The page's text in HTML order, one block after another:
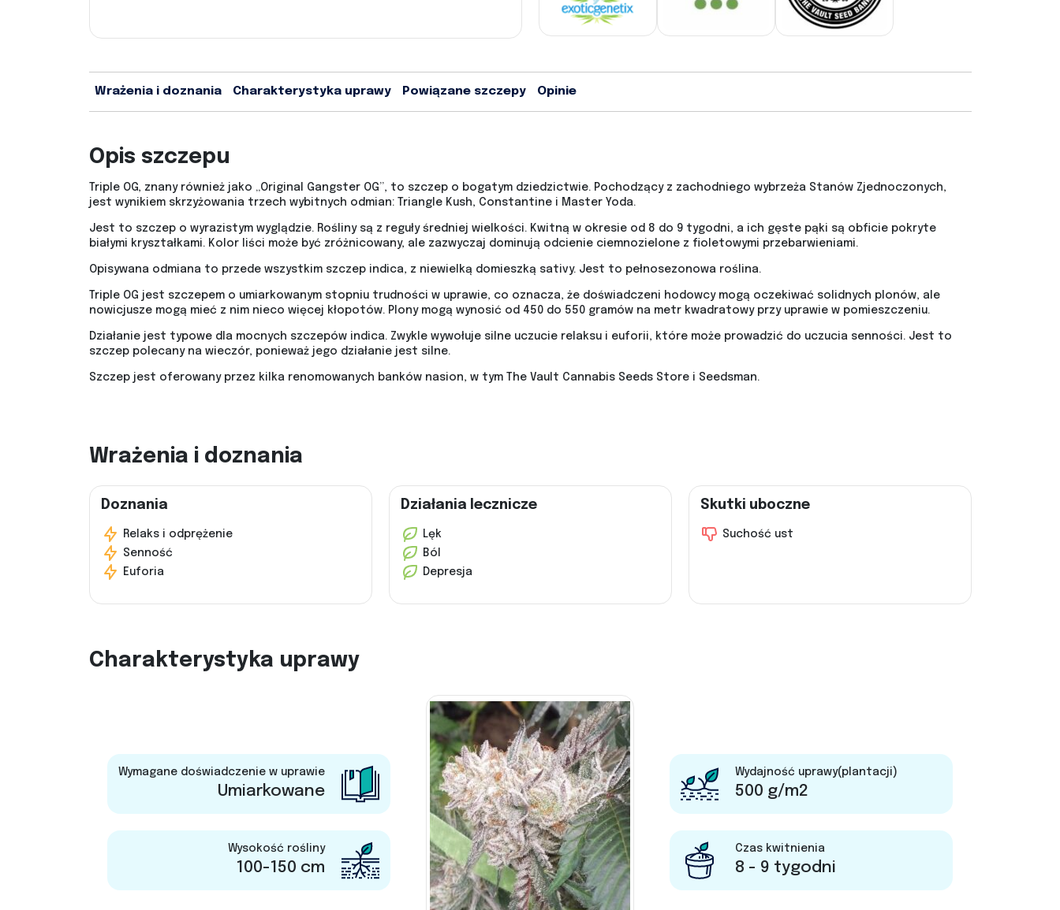
Wrażenia i doznania Charakterystyka uprawy Powiązane szczepy Opinie
Opis szczepu
Triple OG, znany również jako „Original Gangster OG”, to szczep o bogatym dziedzictwie. Pochodzący z zachodniego wybrzeża Stanów Zjednoczonych,
jest wynikiem skrzyżowania trzech wybitnych odmian: Triangle Kush, Constantine i Master Yoda.
Jest to szczep o wyrazistym wyglądzie. Rośliny są z reguły średniej wielkości. Kwitną w okresie od 8 do 9 tygodni, a ich gęste pąki są obficie pokryte
białymi kryształkami. Kolor liści może być zróżnicowany, ale zazwyczaj dominują odcienie ciemnozielone z fioletowymi przebarwieniami.
Opisywana odmiana to przede wszystkim szczep indica, z niewielką domieszką sativy. Jest to pełnosezonowa roślina.
Triple OG jest szczepem o umiarkowanym stopniu trudności w uprawie, co oznacza, że doświadczeni hodowcy mogą oczekiwać solidnych plonów, ale
nowicjusze mogą mieć z nim nieco więcej kłopotów. Plony mogą wynosić od 450 do 550 gramów na metr kwadratowy przy uprawie w pomieszczeniu.
Działanie jest typowe dla mocnych szczepów indica. Zwykle wywołuje silne uczucie relaksu i euforii, które może prowadzić do uczucia senności. Jest to
szczep polecany na wieczór, ponieważ jego działanie jest silne.
Szczep jest oferowany przez kilka renomowanych banków nasion, w tym The Vault Cannabis Seeds Store i Seedsman.
Wrażenia i doznania
Doznania
Relaks i odprężenie
Senność
Euforia
Działania lecznicze
Lęk
Ból
Depresja
Skutki uboczne
Suchość ust
Charakterystyka uprawy
Wymagane doświadczenie w uprawie
Umiarkowane
Wysokość rośliny
100-150 cm
Wydajność uprawy(plantacji)
500 g/m2
Czas kwitnienia
8 - 9 tygodni